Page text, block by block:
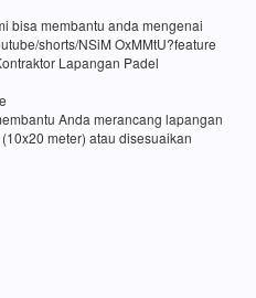
bisa membantu anda mengenai
shorts/NSiM OxMMtU?feature
Lapangan Padel
Anda merancang lapangan
meter) atau disesuaikan